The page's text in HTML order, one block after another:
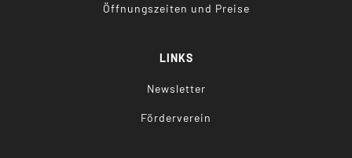
Öffnungszeiten und Preise
LINKS
Newsletter
Förderverein